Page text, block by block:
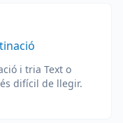
i tria Text o
difícil de llegir.